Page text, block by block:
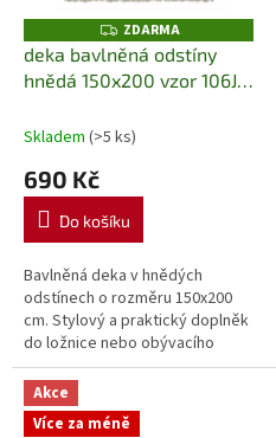
Z
D
A
R
ZDARMA
deka bavlněná odstíny
hnědá 150x200 vzor 106JB
Skladem (>5 ks)
690 Kč
Do košíku
Bavlněná deka v hnědých
odstínech o rozměru 150x200
cm. Stylový a praktický doplněk
do ložnice nebo obývacího
pokoje, který poskytuje
maximální pohodlí. Vyrobena z
kvalitního...
Akce
Více za méně